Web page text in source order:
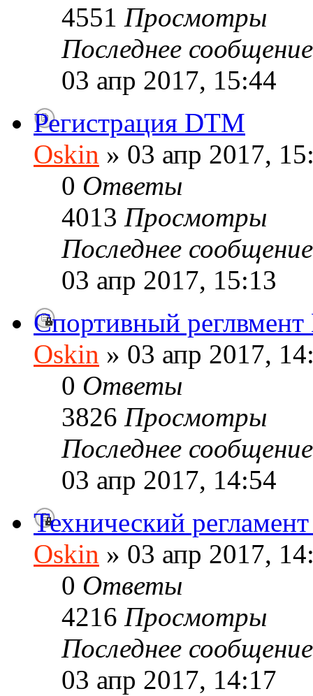
4551 Просмотры
Последнее
03 апр 2017, 15:44
Регистрация DTM
Oskin » 03 апр 2017,
0 Ответы
4013 Просмотры
Последнее
03 апр 2017, 15:13
Спортивный
Oskin » 03 апр 2017,
0 Ответы
3826 Просмотры
Последнее
03 апр 2017, 14:54
Технический
Oskin » 03 апр 2017,
0 Ответы
4216 Просмотры
Последнее
03 апр 2017, 14:17